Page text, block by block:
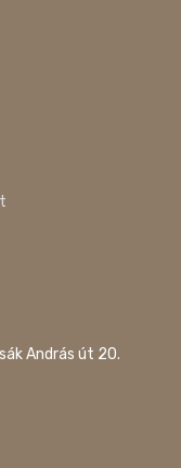
András út 20.